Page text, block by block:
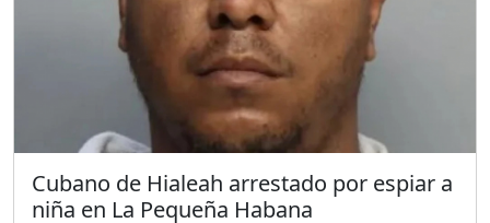
Cubano de Hialeah arrestado por espiar a
niña en La Pequeña Habana